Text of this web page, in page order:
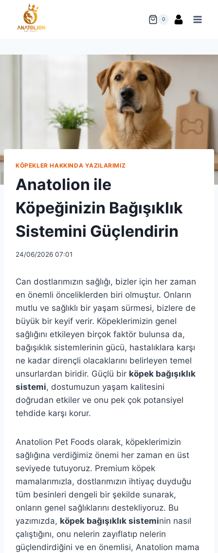
content
0
KÖPEKLER HAKKINDA YAZILARIMIZ
Anatolion ile
Köpeğinizin Bağışıklık
Sistemini Güçlendirin
24/06/2026 07:01
Can dostlarımızın sağlığı, bizler için her zaman
en önemli önceliklerden biri olmuştur. Onların
mutlu ve sağlıklı bir yaşam sürmesi, bizlere de
büyük bir keyif verir. Köpeklerimizin genel
sağlığını etkileyen birçok faktör bulunsa da,
bağışıklık sistemlerinin gücü, hastalıklara karşı
ne kadar dirençli olacaklarını belirleyen temel
unsurlardan biridir. Güçlü bir köpek bağışıklık
sistemi, dostumuzun yaşam kalitesini
doğrudan etkiler ve onu pek çok potansiyel
tehdide karşı korur.
Anatolion Pet Foods olarak, köpeklerimizin
sağlığına verdiğimiz önemi her zaman en üst
seviyede tutuyoruz. Premium köpek
mamalarımızla, dostlarımızın ihtiyaç duyduğu
tüm besinleri dengeli bir şekilde sunarak,
onların genel sağlıklarını destekliyoruz. Bu
yazımızda, köpek bağışıklık sisteminin nasıl
çalıştığını, onu nelerin zayıflatıp nelerin
güçlendirdiğini ve en önemlisi, Anatolion mama